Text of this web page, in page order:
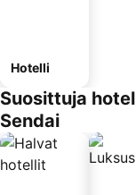
Hotelli
Suosittuja
Sendai